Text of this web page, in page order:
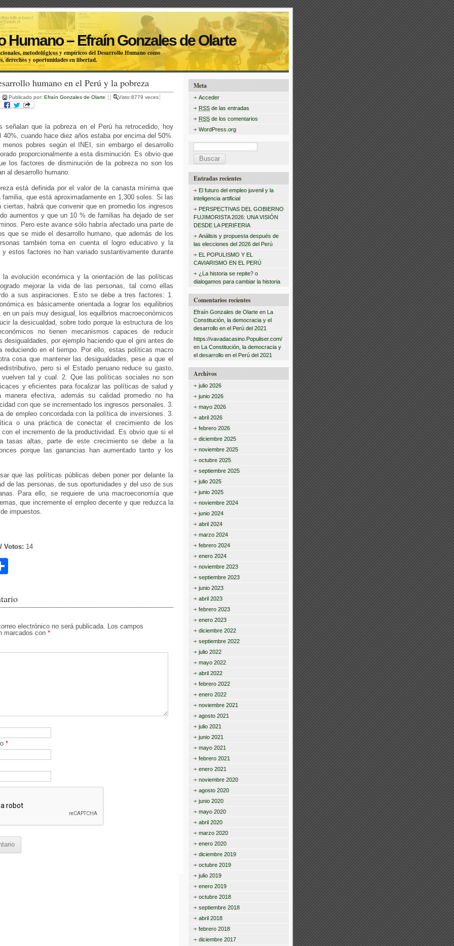
Humano – Efraín Gonzales de Olarte
metodológicos y empíricos del Desarrollo Humano como
derechos y oportunidades en libertad.
humano en el Perú y la pobreza
Publicado por: Efraín Gonzales de Olarte Visto:8779 veces
señalan que la pobreza en el Perú ha retrocedido, hoy
40%, cuando hace diez años estaba por encima del 50%.
pobres según el INEI, sin embargo el desarrollo
proporcionalmente a esta disminución. Es obvio que
los factores de disminución de la pobreza no son los
al desarrollo humano.
está definida por el valor de la canasta mínima que
que está aproximadamente en 1,300 soles. Si las
habrá que convenir que en promedio los ingresos
aumentos y que un 10 % de familias ha dejado de ser
Pero este avance sólo habría afectado una parte de
que se mide el desarrollo humano, que además de los
también toma en cuenta el logro educativo y la
y estos factores no han variado sustantivamente durante
la evolución económica y la orientación de las políticas
mejorar la vida de las personas, tal como ellas
a sus aspiraciones. Esto se debe a tres factores: 1.
es básicamente orientada a lograr los equilibrios
en un país muy desigual, los equilbrios macroeconómicos
la desicualdad, sobre todo porque la estructura de los
no tienen mecanismos capaces de reducir
desigualdades, por ejemplo haciendo que el gini antes de
reduciendo en el tiempo. Por ello, estas políticas macro
cosa que mantener las desigualdades, pese a que el
pero si el Estado peruano reduce su gasto,
vuelven tal y cual. 2. Que las políticas sociales no son
y eficientes para focalizar las políticas de salud y
manera efectiva, además su calidad promedio no ha
con que se incrementado los ingresos personales. 3.
de empleo concordada con la política de inversiones. 3.
o una práctica de conectar el crecimiento de los
el incremento de la productividad. Es obvio que si el
tasas altas, parte de este crecimiento se debe a la
porque las ganancias han aumentado tanto y los
que las políticas públicas deben poner por delante la
de las personas, de sus oportunidades y del uso de sus
Para ello, se requiere de una macroeconomía que
que incremente el empleo decente y que reduzca la
impuestos.
/ Votos: 14
m
arelectrónico no será publicada. Los campos
marcados con *
*
Meta
Acceder
RSS de las entradas
RSS de los comentarios
WordPress.org
B
u
s
c
r
Entradas recientes
El futuro del empleo juvenil y la
inteligencia artificial
PERSPECTIVAS DEL GOBIERNO
FUJIMORISTA 2026: UNA VISIÓN
DESDE LA PERIFERIA
Análisis y propuesta después de
las elecciones del 2026 del Perú
EL POPULISMO Y EL
CAVIARISMO EN EL PERÚ
¿La historia se repite? o
dialogamos para cambiar la historia
Comentarios recientes
Efraín Gonzales de Olarte en La
Constitución, la democracia y el
desarrollo en el Perú del 2021
https://vavadacasino.Populiser.com/
en La Constitución, la democracia y
el desarrollo en el Perú del 2021
Archivos
julio 2026
junio 2026
mayo 2026
abril 2026
febrero 2026
diciembre 2025
noviembre 2025
octubre 2025
septiembre 2025
julio 2025
junio 2025
noviembre 2024
junio 2024
abril 2024
marzo 2024
febrero 2024
enero 2024
noviembre 2023
septiembre 2023
junio 2023
abril 2023
febrero 2023
enero 2023
diciembre 2022
septiembre 2022
julio 2022
mayo 2022
abril 2022
febrero 2022
enero 2022
noviembre 2021
agosto 2021
julio 2021
junio 2021
mayo 2021
febrero 2021
enero 2021
noviembre 2020
agosto 2020
junio 2020
mayo 2020
abril 2020
marzo 2020
enero 2020
diciembre 2019
octubre 2019
julio 2019
enero 2019
octubre 2018
septiembre 2018
abril 2018
febrero 2018
diciembre 2017